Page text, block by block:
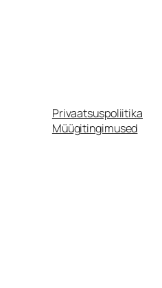
Privaatsuspoliitika
Müügitingimused